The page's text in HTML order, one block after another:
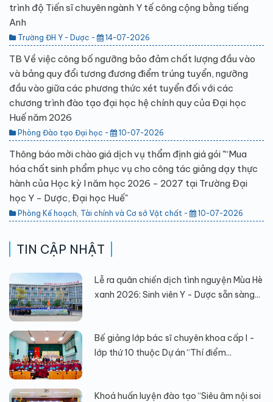
trình độ Tiến sĩ chuyên ngành Y tế công cộng bằng tiếng
Anh
Trường ĐH Y - Dược - 14-07-2026
TB Về việc công bố ngưỡng bảo đảm chất lượng đầu vào
và bảng quy đổi tương đương điểm trúng tuyển, ngưỡng
đầu vào giữa các phương thức xét tuyển đối với các
chương trình đào tạo đại học hệ chính quy của Đại học
Huế năm 2026
Phòng Đào tạo Đại học - 10-07-2026
Thông báo mời chào giá dịch vụ thẩm định giá gói "“Mua
hóa chất sinh phẩm phục vụ cho công tác giảng dạy thực
hành của Học kỳ I năm học 2026 - 2027 tại Trường Đại
học Y - Dược, Đại học Huế"
Phòng Kế hoạch, Tài chính và Cơ sở Vật chất - 10-07-2026
TIN CẬP NHẬT
Lễ ra quân chiến dịch tình nguyện Mùa Hè
xanh 2026: Sinh viên Y - Dược sẵn sàng...
Bế giảng lớp bác sĩ chuyên khoa cấp I -
lớp thứ 10 thuộc Dự án “Thí điểm...
Khoá huấn luyện đào tạo “Siêu âm nội soi